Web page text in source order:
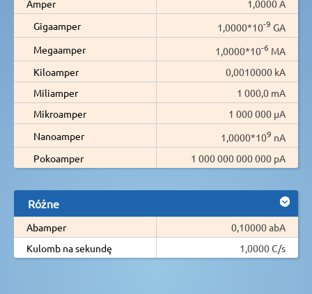
Amper
1,0000 A
Gigaamper
1,0000*10-9 GA
Megaamper
1,0000*10-6 MA
Kiloamper
0,0010000 kA
Miliamper
1 000,0 mA
Mikroamper
1 000 000 µA
Nanoamper
1,0000*109 nA
Pokoamper
1 000 000 000 000 pA
Różne
Abamper
0,10000 abA
Kulomb na sekundę
1,0000 C/s